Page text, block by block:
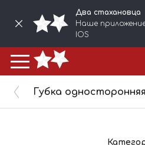
Два стахановца
Наше
IOS